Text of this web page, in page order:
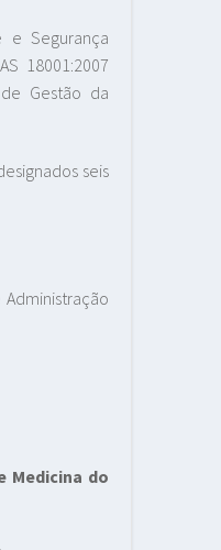
Segurança
18001:2007
Gestão da
seis
Medicina do